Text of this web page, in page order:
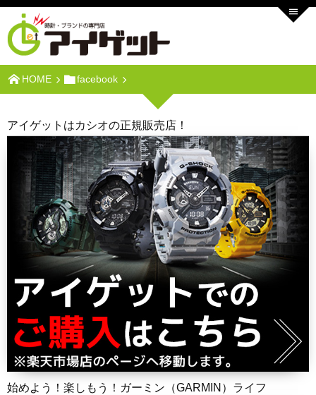
HOME facebook
アイゲットはカシオの正規販売店！
始めよう！楽しもう！ガーミン（GARMIN）ライフ